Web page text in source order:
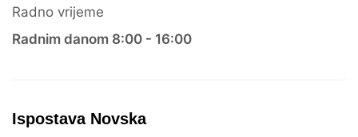
Radno vrijeme
Radnim danom 8:00 - 16:00
Ispostava Novska